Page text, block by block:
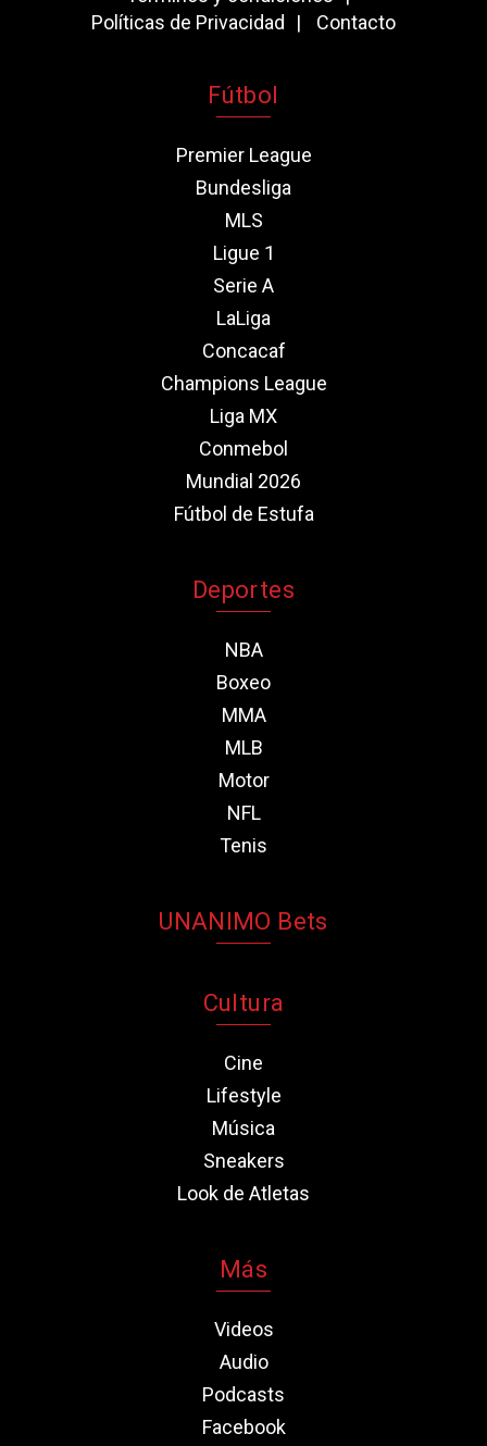
Políticas de Privacidad
Contacto
Fútbol
Premier League
Bundesliga
MLS
Ligue 1
Serie A
LaLiga
Concacaf
Champions League
Liga MX
Conmebol
Mundial 2026
Fútbol de Estufa
Deportes
NBA
Boxeo
MMA
MLB
Motor
NFL
Tenis
UNANIMO Bets
Cultura
Cine
Lifestyle
Música
Sneakers
Look de Atletas
Más
Videos
Audio
Podcasts
Facebook